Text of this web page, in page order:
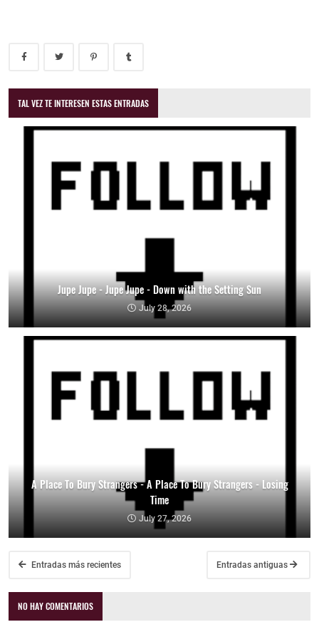
TAL VEZ TE INTERESEN ESTAS ENTRADAS
Jupe Jupe - Jupe Jupe - Down with the Setting Sun
July 28, 2026
A Place To Bury Strangers - A Place To Bury Strangers - Losing
Time
July 27, 2026
Entradas más recientes Entradas antiguas
NO HAY COMENTARIOS